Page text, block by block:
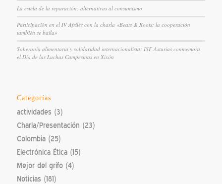
La estela de la reparación: alternativas al consumismo
Participación en el IV Afrilés con la charla «Beats & Roots: la cooperación
también se baila»
Soberanía alimentaria y solidaridad internacionalista: ISF Asturias conmemora
el Día de las Luchas Campesinas en Xixón
Categorías
actividades (3)
Charla/Presentación (23)
Colombia(25)
Electrónica Ética(15)
Mejor del grifo(4)
Noticias (181)